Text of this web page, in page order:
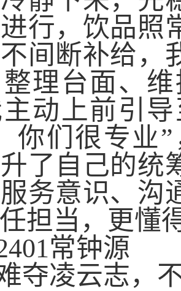
行，饮品照
间断补给，
理台面、
动上前引
你们很专业
了自己的统
务意识、沟
担当，更懂
常钟源
夺凌云志，